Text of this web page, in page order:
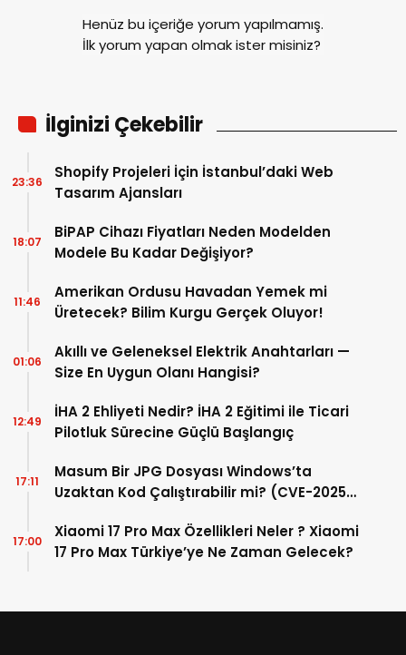
Henüz bu içeriğe yorum yapılmamış.
İlk yorum yapan olmak ister misiniz?
İlginizi Çekebilir
Shopify Projeleri İçin İstanbul’daki Web
Tasarım Ajansları
23:36
BiPAP Cihazı Fiyatları Neden Modelden
Modele Bu Kadar Değişiyor?
18:07
Amerikan Ordusu Havadan Yemek mi
Üretecek? Bilim Kurgu Gerçek Oluyor!
11:46
Akıllı ve Geleneksel Elektrik Anahtarları —
Size En Uygun Olanı Hangisi?
01:06
İHA 2 Ehliyeti Nedir? İHA 2 Eğitimi ile Ticari
Pilotluk Sürecine Güçlü Başlangıç
12:49
Masum Bir JPG Dosyası Windows’ta
Uzaktan Kod Çalıştırabilir mi? (CVE-2025-
17:11
Xiaomi 17 Pro Max Özellikleri Neler ? Xiaomi
17 Pro Max Türkiye’ye Ne Zaman Gelecek?
17:00